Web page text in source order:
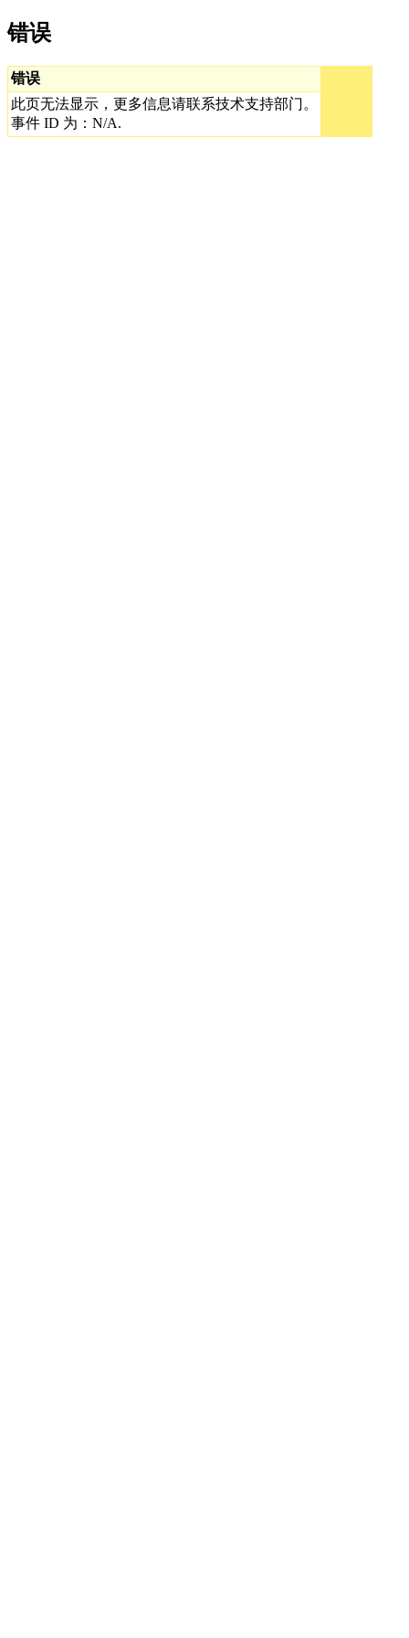
错误
错误
此页无法显示，更多信息请联系技术支持部门。
事件 ID 为：N/A.